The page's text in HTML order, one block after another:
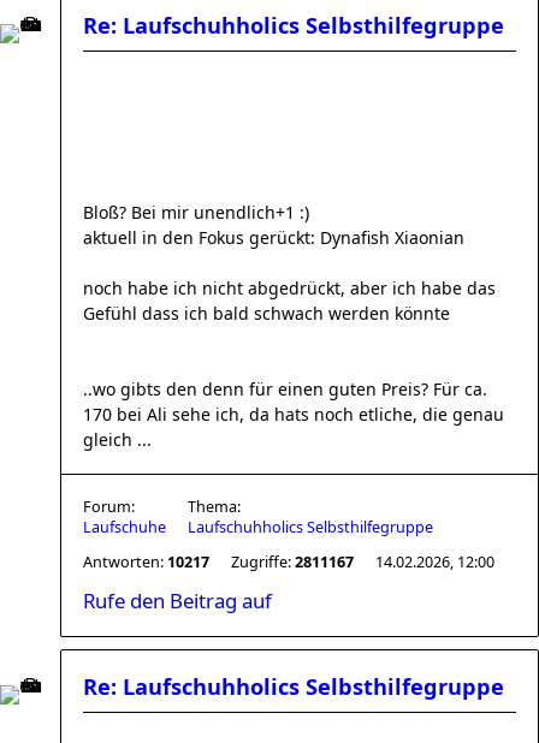
Re: Laufschuhholics Selbsthilfegruppe
Bloß? Bei mir unendlich+1 :)
aktuell in den Fokus gerückt: Dynafish Xiaonian
noch habe ich nicht abgedrückt, aber ich habe das
Gefühl dass ich bald schwach werden könnte
..wo gibts den denn für einen guten Preis? Für ca.
170 bei Ali sehe ich, da hats noch etliche, die genau
gleich ...
Forum:
Laufschuhe
Thema:
Laufschuhholics Selbsthilfegruppe
Antworten: 10217 Zugriffe:2811167 14.02.2026, 12:00
Rufe den Beitrag auf
Re: Laufschuhholics Selbsthilfegruppe